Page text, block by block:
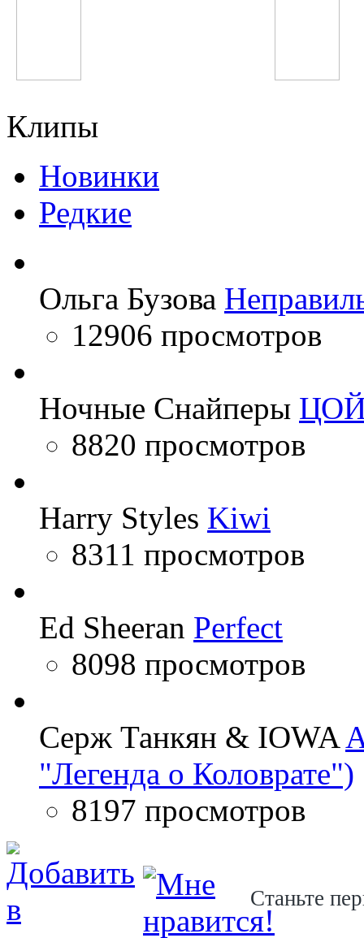
Клипы
Новинки
Редкие
Ольга Бузова
12906 просмотров
Ночные Снайперы
8820 просмотров
Harry Styles Kiwi
8311 просмотров
Ed Sheeran Perfect
8098 просмотров
Серж Танкян & IOWA
"Легенда о Коловрате")
8197 просмотров
Станьте